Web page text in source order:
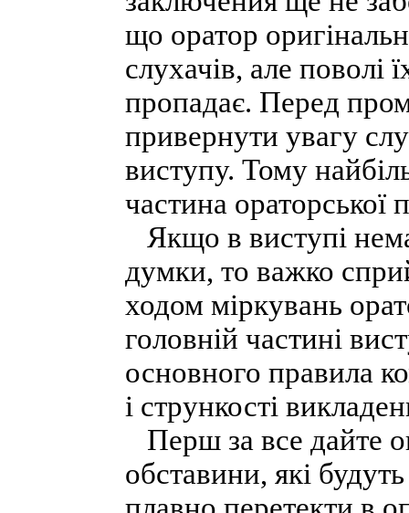
що оратор
слухачів, але поволі
пропадає. Перед
привернути увагу
виступу. Тому
частина ораторської
Якщо в виступі
думки, то важко
ходом міркувань
головній частині
основного правила
і стрункості
Перш за все дайте
обставини, які